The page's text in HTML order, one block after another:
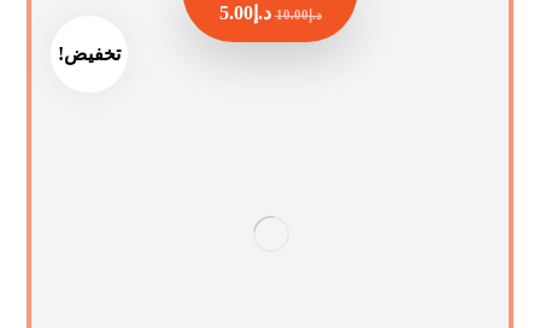
تخفيض!
د.إ10.00 د.إ5.00